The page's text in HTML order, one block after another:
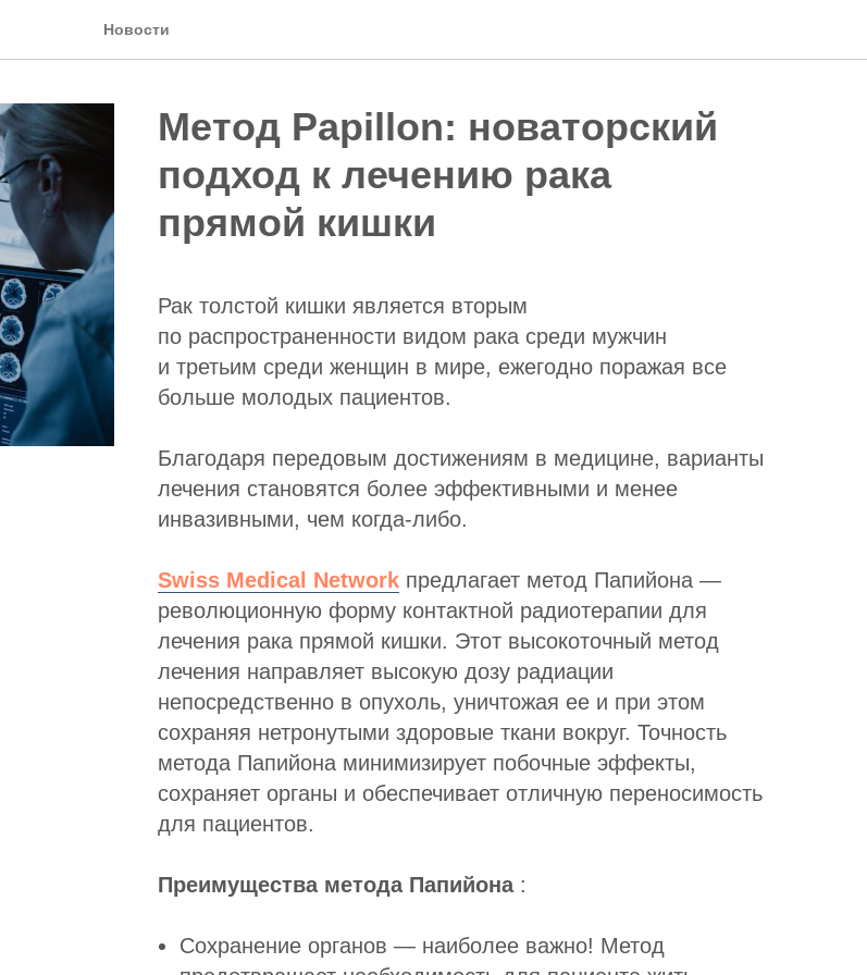
Новости
Метод Papillon: новаторский
подход к лечению рака
прямой кишки
Рак толстой кишки является вторым
по распространенности видом рака среди мужчин
и третьим среди женщин в мире, ежегодно поражая все
больше молодых пациентов.
Благодаря передовым достижениям в медицине, варианты
лечения становятся более эффективными и менее
инвазивными, чем когда-либо.
Swiss Medical Network предлагает метод Папийона —
революционную форму контактной радиотерапии для
лечения рака прямой кишки. Этот высокоточный метод
лечения направляет высокую дозу радиации
непосредственно в опухоль, уничтожая ее и при этом
сохраняя нетронутыми здоровые ткани вокруг. Точность
метода Папийона минимизирует побочные эффекты,
сохраняет органы и обеспечивает отличную переносимость
для пациентов.
Преимущества метода Папийона :
Сохранение органов — наиболее важно! Метод